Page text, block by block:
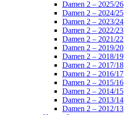
Damen 2 – 2025/26
Damen 2 – 2024/25
Damen 2 – 2023/24
Damen 2 – 2022/23
Damen 2 – 2021/22
Damen 2 – 2019/20
Damen 2 – 2018/19
Damen 2 – 2017/18
Damen 2 – 2016/17
Damen 2 – 2015/16
Damen 2 – 2014/15
Damen 2 – 2013/14
Damen 2 – 2012/13